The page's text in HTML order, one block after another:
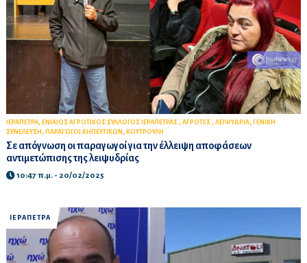
ΙΕΡΑΠΕΤΡΑ, ΕΝΙΑΙΟΣ ΑΓΡΟΤΙΚΟΣ ΣΥΛΛΟΓΟΣ ΙΕΡΑΠΕΤΡΑΣ , ΑΓΡΟΤΕΣ , ΛΕΙΨΥΔΡΙΑ, ΓΕΝΙΚΗ
ΣΥΝΕΛΕΥΣΗ , ΠΑΡΑΓΩΓΟΙ ΚΗΠΕΥΤΙΚΩΝ , ΚΟΥΤΡΟΥΛΗ
Σε απόγνωση οι παραγωγοί για την έλλειψη αποφάσεων
αντιμετώπισης της λειψυδρίας
10:47 π.μ. - 20/02/2025
ΙΕΡΑΠΕΤΡΑ